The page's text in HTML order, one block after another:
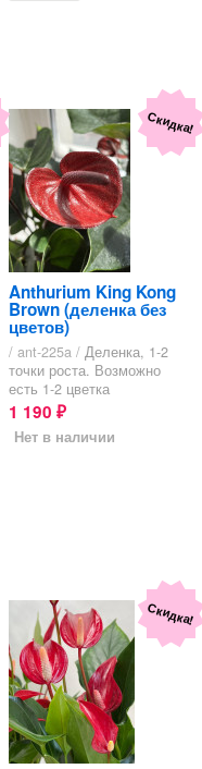
Скидка!
Anthurium King Kong
Brown (деленка без
цветов)
/ ant-225a / Деленка, 1-2
точки роста. Возможно
есть 1-2 цветка
1 190 ₽
Нет в наличии
Скидка!